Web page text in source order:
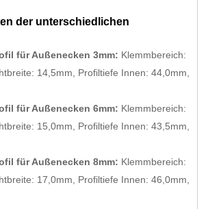
der unterschiedlichen
für Außenecken 3mm: Klemmbereich:
14,5mm, Profiltiefe Innen: 44,0mm,
für Außenecken 6mm: Klemmbereich:
15,0mm, Profiltiefe Innen: 43,5mm,
für Außenecken 8mm: Klemmbereich:
17,0mm, Profiltiefe Innen: 46,0mm,